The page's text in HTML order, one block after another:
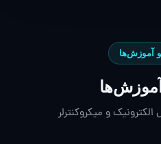
آموزش‌ها
و میکروکنترلر